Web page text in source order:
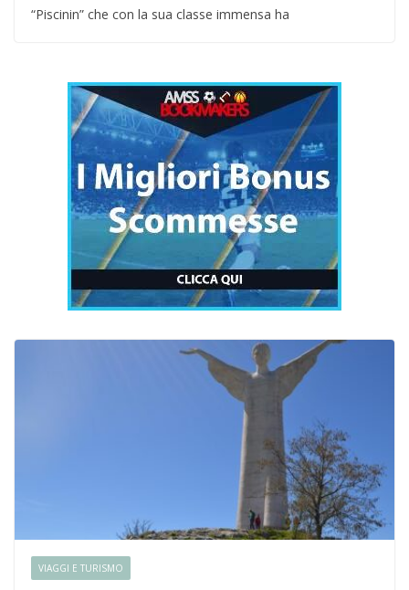
“Piscinin” che con la sua classe immensa ha
VIAGGI E TURISMO